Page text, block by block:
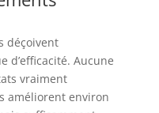
déçoivent
d’efficacité. Aucune
vraiment
améliorent environ